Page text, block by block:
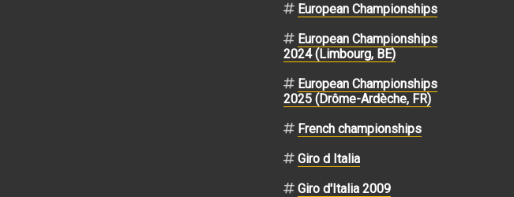
European Championships
European Championships
2024 (Limbourg, BE)
European Championships
2025 (Drôme-Ardèche, FR)
French championships
Giro d Italia
Giro d'Italia 2009